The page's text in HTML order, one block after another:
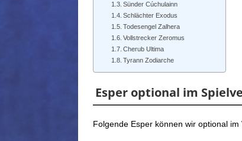
Sünder Cúchulainn
Schlächter Exodus
Todesengel Zalhera
Vollstrecker Zeromus
Cherub Ultima
Tyrann Zodiarche
Esper optional im
Folgende Esper können wir optional